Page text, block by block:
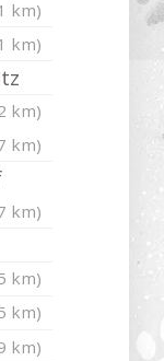
km)
km)
km)
km)
km)
km)
km)
km)